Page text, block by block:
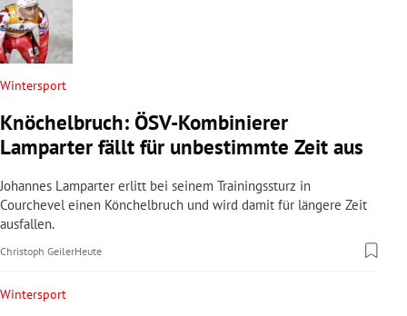
Wintersport
Knöchelbruch: ÖSV-Kombinierer
Lamparter fällt für unbestimmte Zeit aus
Johannes Lamparter erlitt bei seinem Trainingssturz in
Courchevel einen Könchelbruch und wird damit für längere Zeit
ausfallen.
Christoph GeilerHeute
Wintersport